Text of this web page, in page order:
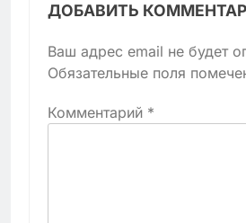
ДОБАВИТЬ
Ваш адрес email не будет
Обязательные поля
Комментарий *